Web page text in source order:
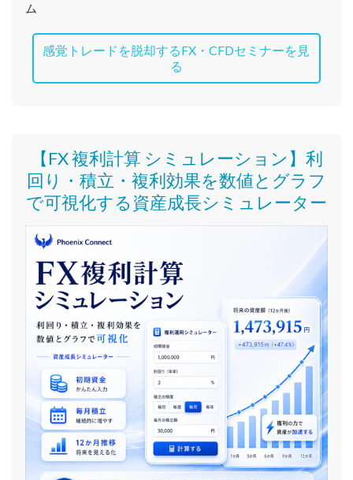
ム
感覚トレードを脱却するFX・CFDセミナーを見
る
【FX 複利計算 シミュレーション】利
回り・積立・複利効果を数値とグラフ
で可視化する資産成長シミュレーター